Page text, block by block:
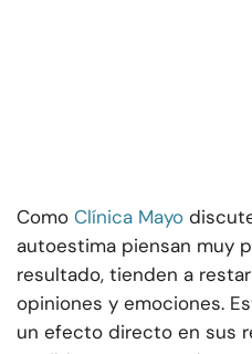
Como Clínica Mayo
autoestima piensan muy
resultado, tienden a
opiniones y emociones.
un efecto directo en sus